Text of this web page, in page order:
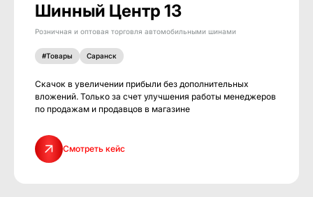
Шинный Центр 13
Розничная и оптовая торговля автомобильными шинами
#Товары Саранск
Скачок в увеличении прибыли без дополнительных
вложений. Только за счет улучшения работы менеджеров
по продажам и продавцов в магазине
Смотреть кейс